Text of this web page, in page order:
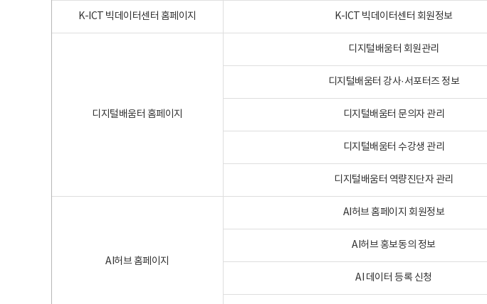
K-ICT 빅데이터센터 홈페이지 K-ICT 빅데이터센터 회원정보
디지털배움터 홈페이지
디지털배움터 회원관리
디지털배움터 강사·서포터즈 정보
디지털배움터 문의자 관리
디지털배움터 수강생 관리
디지털배움터 역량진단자 관리
AI허브 홈페이지
AI허브 홈페이지 회원정보
AI허브 홍보동의 정보
AI 데이터 등록 신청